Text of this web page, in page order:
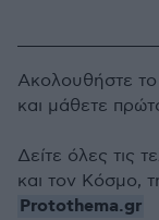
Ακολουθήστε το
και μάθετε
Δείτε όλες τις
και τον Κόσμο,
Protothema.gr